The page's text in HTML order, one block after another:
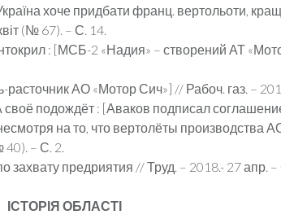
хоче придбати франц. вертольоти,
(№ 67). – С. 14.
: [МСБ-2 «Надия» – створений АТ
АО «Мотор Сич»] // Рабоч. газ. –
подождёт : [Аваков подписал
на то, что вертолёты производства
– С. 2.
предриятия // Труд. – 2018.- 27 апр. –
ІСТОРІЯ ОБЛАСТІ